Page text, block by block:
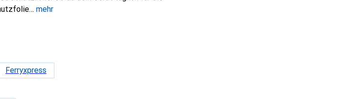
mehr
Ferryxpress